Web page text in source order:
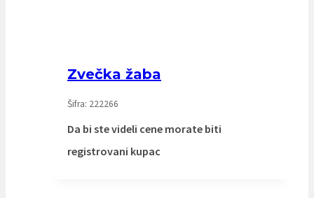
Zvečka žaba
Šifra: 222266
Da bi ste videli cene morate biti
registrovani kupac